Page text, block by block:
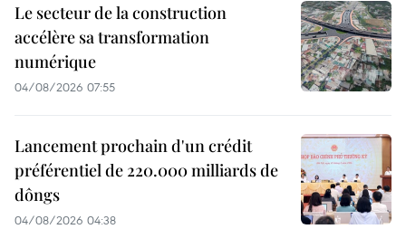
Le secteur de la construction
accélère sa transformation
numérique
04/08/2026 07:55
Lancement prochain d'un crédit
préférentiel de 220.000 milliards de
dôngs
04/08/2026 04:38